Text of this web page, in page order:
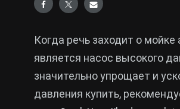
Когда речь заходит о
является насос высокого
значительно упрощает и
давления купить,